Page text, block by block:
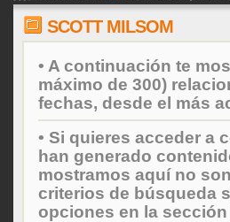
SCOTT MILSOM
• A continuación te
máximo de 300)
fechas, desde el más
• Si quieres acceder a
han generado
mostramos aquí no
criterios de búsqueda
opciones en la sección